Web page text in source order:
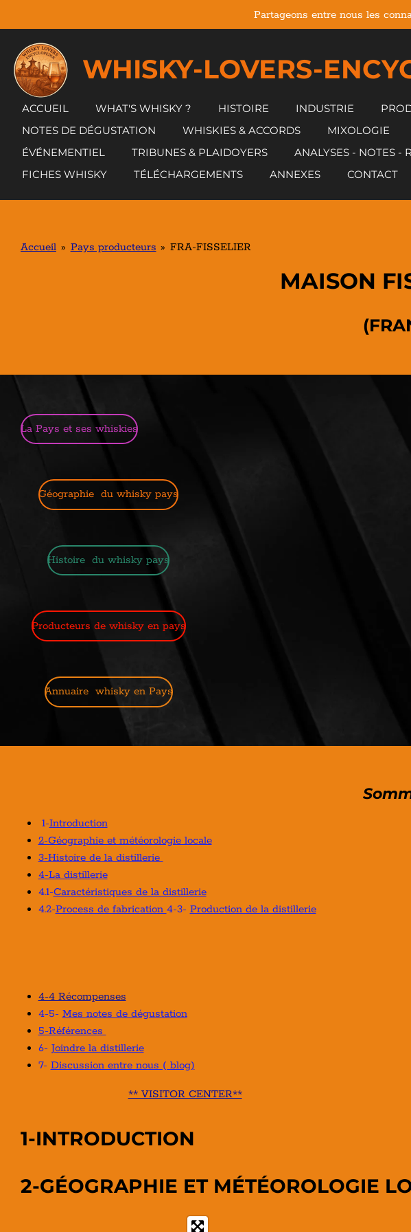
au
contenu
principal
Partageons entre nous les
WHISKY-LOVERS-
ACCUEIL WHAT'S WHISKY ? HISTOIRE INDUSTRIE
NOTES DE DÉGUSTATION
WHISKIES & ACCORDS MIXOLOGIE
ÉVÉNEMENTIEL
TRIBUNES & PLAIDOYERS ANALYSES - NOTES -
FICHES WHISKY
TÉLÉCHARGEMENTS ANNEXES CONTACT
Accueil » Pays producteurs » FRA-FISSELIER
MAISON
La Pays et ses whiskies
Géographie du whisky pays
Histoire du whisky pays
Producteurs de whisky en pays
Annuaire whisky en Pays
1-Introduction
2-Géographie et météorologie locale
3-Histoire de la distillerie
4-La distillerie
4.1-Caractéristiques de la distillerie
4.2-Process de fabrication 4-3- Production de la distillerie
4-4 Récompenses
4-5- Mes notes de dégustation
5-Références
6- Joindre la distillerie
7- Discussion entre nous ( blog)
** VISITOR CENTER**
1-INTRODUCTION
2-GÉOGRAPHIE ET MÉTÉOROLOGIE